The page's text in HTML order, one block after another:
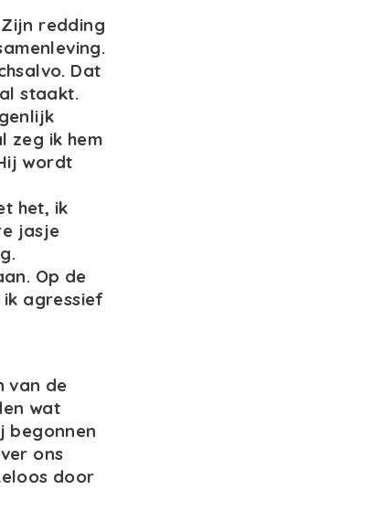
redding
Dat
staakt.
zeg ik hem
wordt
het, ik
jasje
Op de
agressief
van de
wat
begonnen
ons
door